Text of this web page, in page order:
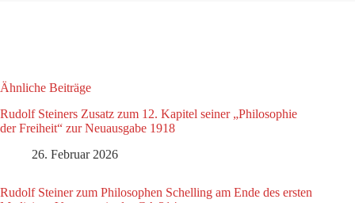
Ähnliche Beiträge
Rudolf Steiners Zusatz zum 12. Kapitel seiner „Philosophie
der Freiheit“ zur Neuausgabe 1918
26. Februar 2026
Rudolf Steiner zum Philosophen Schelling am Ende des ersten